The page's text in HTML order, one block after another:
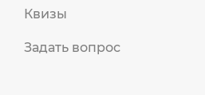
Квизы
Задать вопрос